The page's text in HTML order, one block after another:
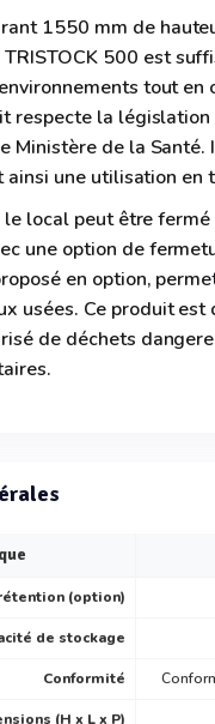
1550 mm de
500 est
tout
respecte la
Ministère de la
une utilisation en
local peut être
une option de
en option,
usées. Ce produit
de déchets
(option)
de stockage
Conformité
(H x L x P)